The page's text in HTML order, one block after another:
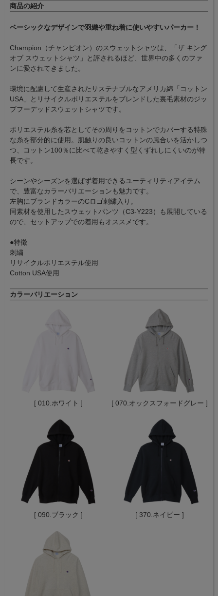
商品の紹介
ベーシックなデザインで羽織や重ね着に使いやすいパーカー！
Champion（チャンピオン）のスウェットシャツは、「ザ キング
オブ スウェットシャツ」と評されるほど、世界中の多くのファ
ンに愛されてきました。
環境に配慮して生産されたサステナブルなアメリカ綿「コットン
USA」とリサイクルポリエステルをブレンドした裏毛素材のジッ
プフーデッドスウェットシャツです。
ポリエステル糸を芯としてその周りをコットンでカバーする特殊
な糸を部分的に使用。肌触りの良いコットンの風合いを活かしつ
つ、コットン100％に比べて乾きやすく型くずれしにくいのが特
長です。
シーンやシーズンを選ばず着用できるユーティリティアイテム
で、豊富なカラーバリエーションも魅力です。
左胸にブランドカラーのCロゴ刺繍入り。
同素材を使用したスウェットパンツ（C3-Y223）も展開している
ので、セットアップでの着用もオススメです。
●特徴
刺繍
リサイクルポリエステル使用
Cotton USA使用
カラーバリエーション
[ 010.ホワイト ] [ 070.オックスフォードグレー ]
[ 090.ブラック ] [ 370.ネイビー ]